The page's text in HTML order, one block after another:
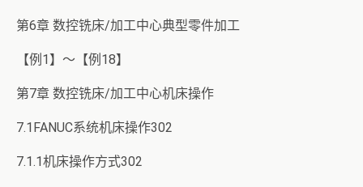
第6章 数控铣床/加工中心典型零件加工
【例1】～【例18】
第7章 数控铣床/加工中心机床操作
7.1FANUC系统机床操作302
7.1.1机床操作方式302